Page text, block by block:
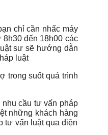
chỉ cần nhấc máy
8h30 đến 18h00 các
sư sẽ hướng dẫn
luật
trong suốt quá trình
nhu cầu tư vấn pháp
những khách hàng
tư vấn luật qua điện